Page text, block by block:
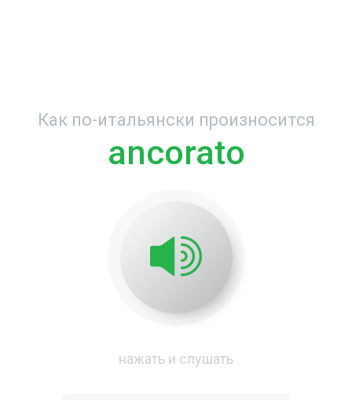
Как по-итальянски произносится
ancorato
нажать и слушать